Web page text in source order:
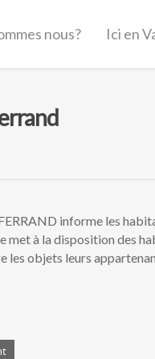
nous? Ici en
informe les
met à la disposition des
les objets leurs